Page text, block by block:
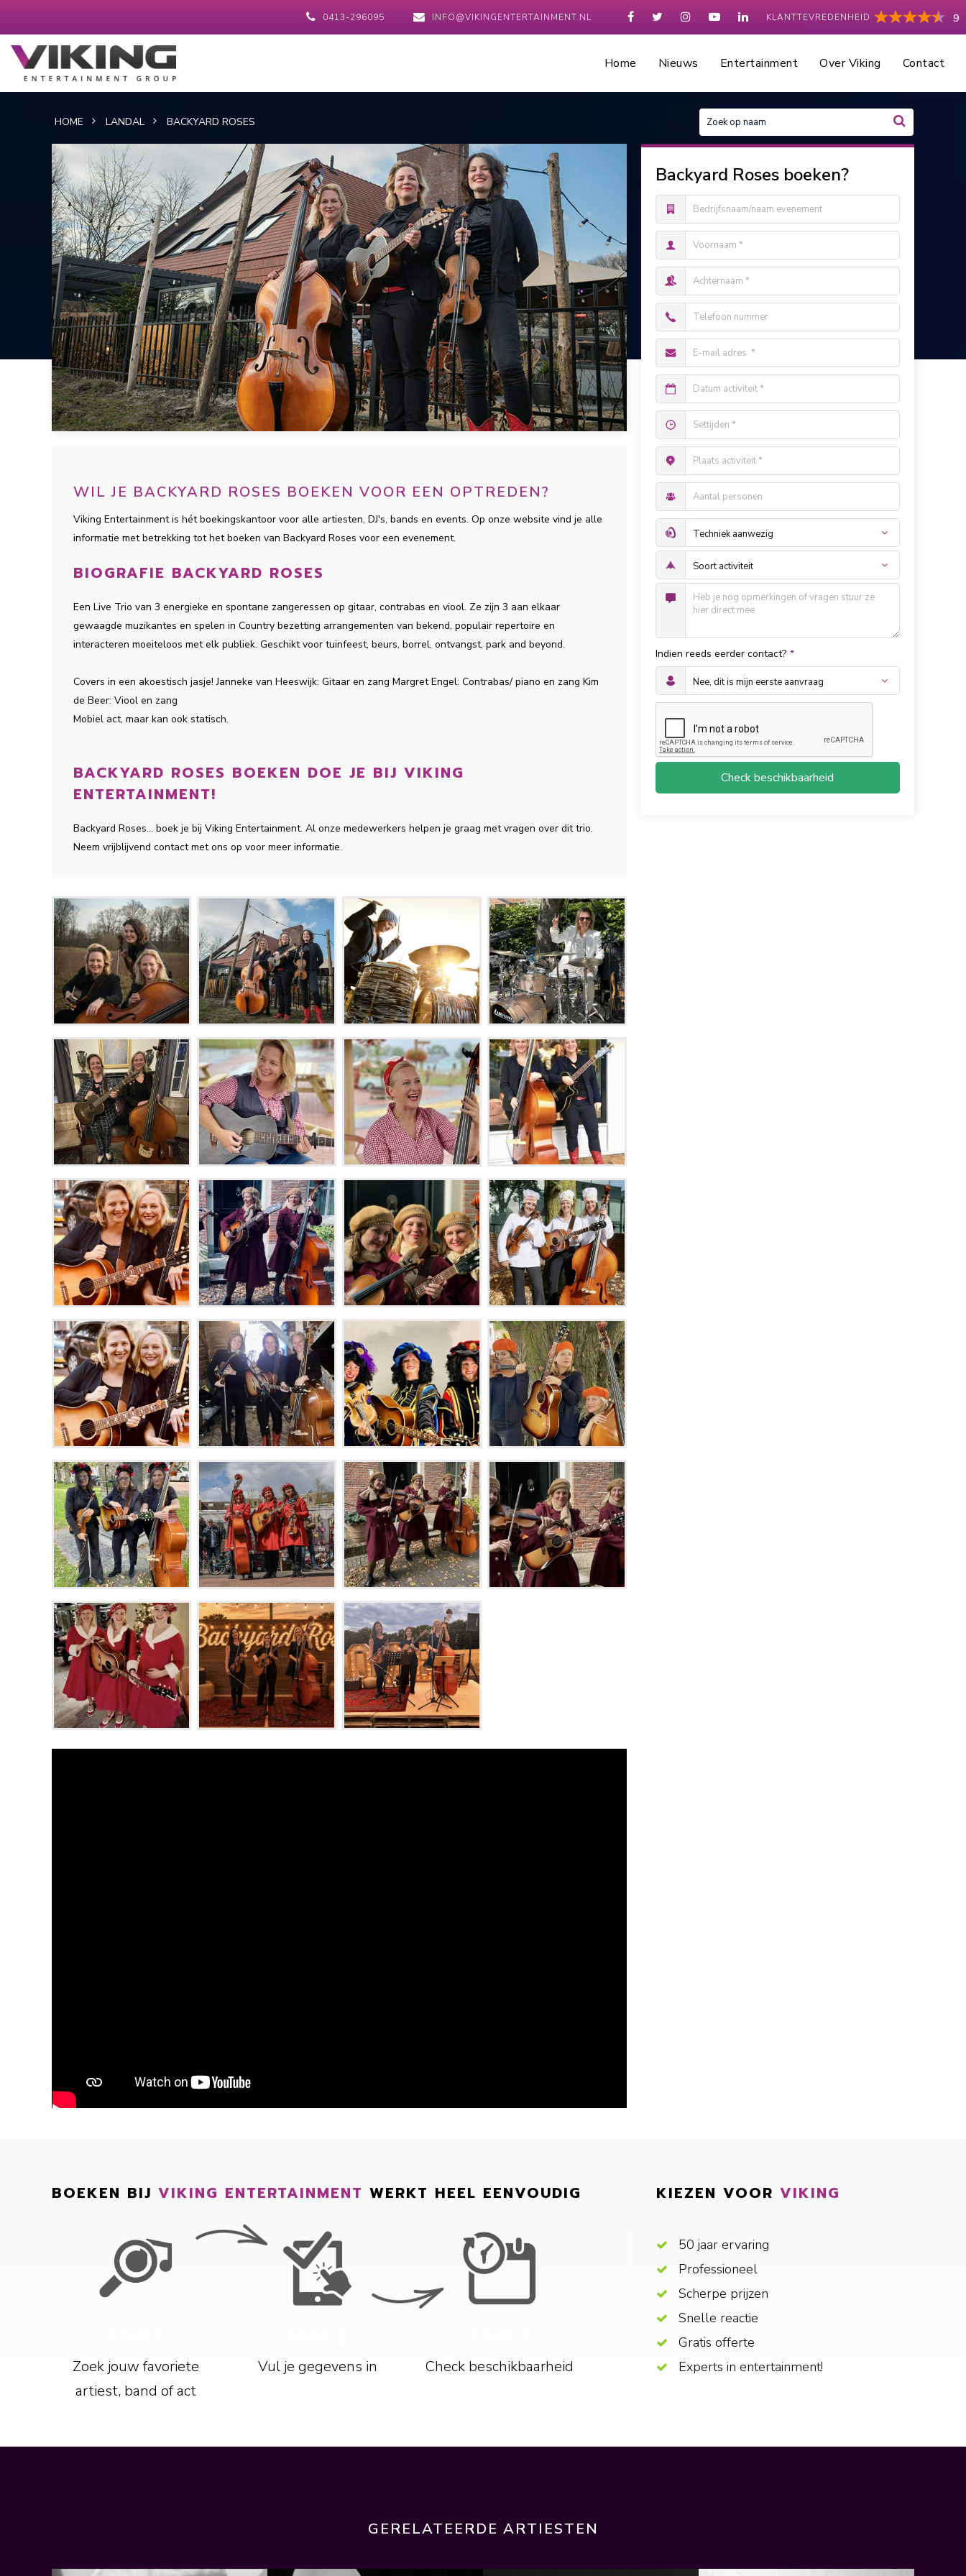
KLANTTEVREDENHEID 9
0413-296095 INFO@VIKINGENTERTAINMENT.NL
Home Nieuws Entertainment Over Viking Contact
HOME LANDAL BACKYARD ROSES
WIL JE BACKYARD ROSES BOEKEN VOOR EEN OPTREDEN?
Viking Entertainment is hét boekingskantoor voor alle artiesten, DJ's, bands en events. Op onze website vind je alle
informatie met betrekking tot het boeken van Backyard Roses voor een evenement.
BIOGRAFIE BACKYARD ROSES
Een Live Trio van 3 energieke en spontane zangeressen op gitaar, contrabas en viool. Ze zijn 3 aan elkaar
gewaagde muzikantes en spelen in Country bezetting arrangementen van bekend, populair repertoire en
interacteren moeiteloos met elk publiek. Geschikt voor tuinfeest, beurs, borrel, ontvangst, park and beyond.
Covers in een akoestisch jasje! Janneke van Heeswijk: Gitaar en zang Margret Engel: Contrabas/ piano en zang Kim
de Beer: Viool en zang
Mobiel act, maar kan ook statisch.
BACKYARD ROSES BOEKEN DOE JE BIJ VIKING
ENTERTAINMENT!
Backyard Roses... boek je bij Viking Entertainment. Al onze medewerkers helpen je graag met vragen over dit trio.
Neem vrijblijvend contact met ons op voor meer informatie.
Backyard Roses boeken?
Indien reeds eerder contact? *
Check beschikbaarheid
BOEKEN BIJ VIKING ENTERTAINMENT WERKT HEEL EENVOUDIG
Zoek jouw favoriete
artiest, band of act
Vul je gegevens in Check beschikbaarheid
KIEZEN VOOR VIKING
50 jaar ervaring
Professioneel
Scherpe prijzen
Snelle reactie
Gratis offerte
Experts in entertainment!
GERELATEERDE ARTIESTEN